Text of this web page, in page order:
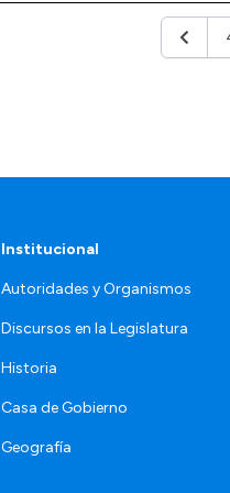
Institucional
Autoridades y Organismos
Discursos en la Legislatura
Historia
Casa de Gobierno
Geografía